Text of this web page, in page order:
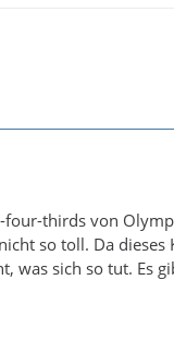
four-thirds von
so toll. Da
was sich so tut.